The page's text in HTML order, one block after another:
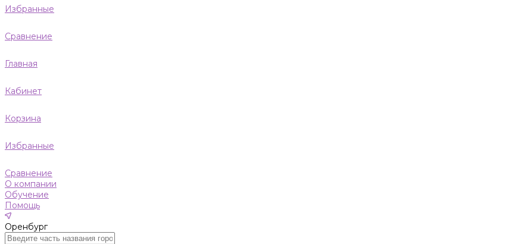
Избранные
Сравнение
Главная
Кабинет
Корзина
Избранные
Сравнение
О компании
Обучение
Помощь
Оренбург